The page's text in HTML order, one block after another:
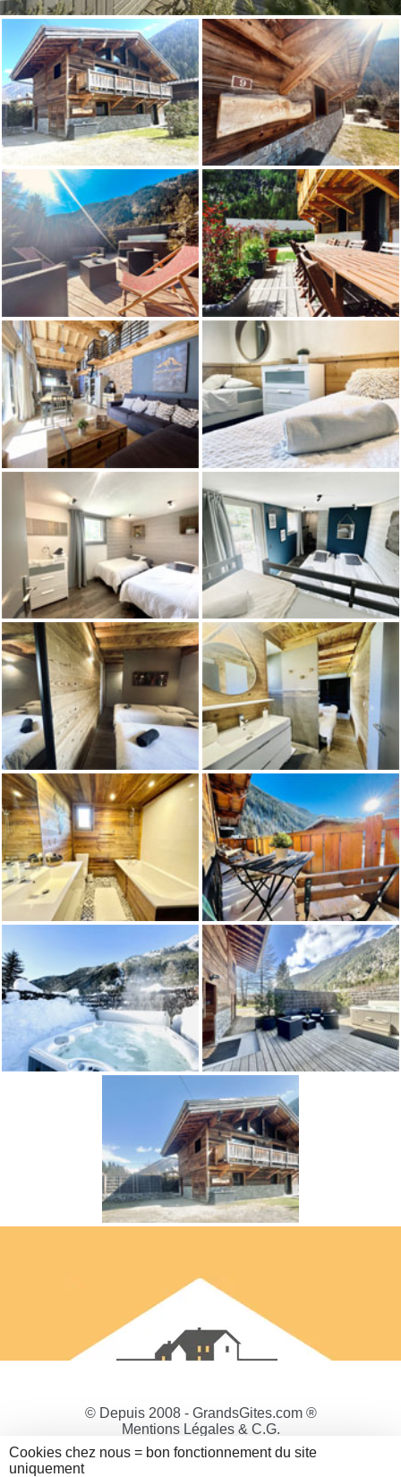
© Depuis 2008 - GrandsGites.com ®
Mentions Légales & C.G.
Politique de Confidentialité
Gestion des cookies
Cookies chez nous = bon fonctionnement du site
uniquement